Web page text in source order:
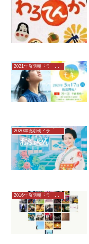
2016年前期朝ドラ「とと姉ちゃん」